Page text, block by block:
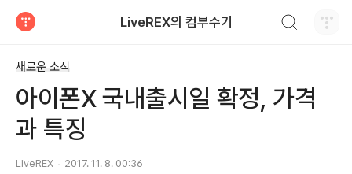
LiveREX의 컴부수기
새로운 소식
아이폰X 국내출시일 확정, 가격
과 특징
LiveREX 2017. 11. 8. 00:36